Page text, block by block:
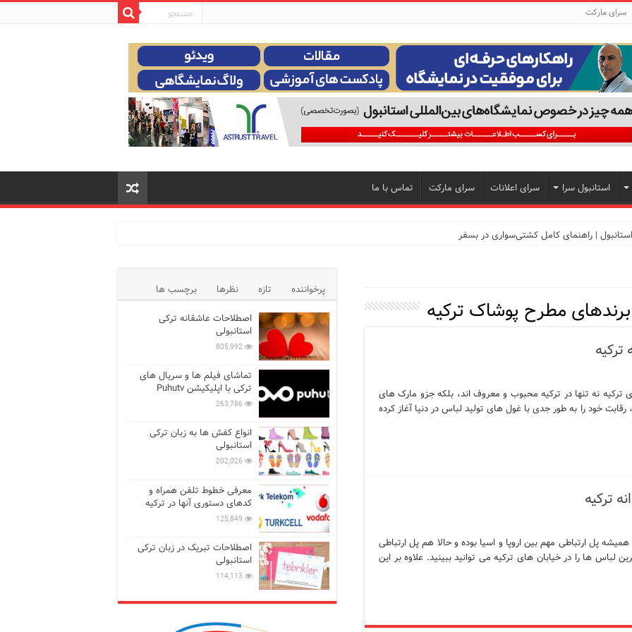
سرای مارکت
استانبول سرا سرای اعلانات سرای مارکت تماس با ما
ترکی استانبولی
سفری به دنیای قصه‌ها در بخش آسیایی استانبول
برندهای مطرح پوشاک ترکیه
ترکیه نه تنها در ترکیه محبوب و معروف اند، بلکه جزو مارک های
خود را به طور جدی با غول های تولید لباس در دنیا آغاز کرده
ترکیه
پل ارتباطی مهم بین اروپا و اسیا بوده و حالا هم پل ارتباطی
ها را در خیابان های ترکیه می توانید ببینید. علاوه بر این
پرخواننده تازه نظرها
برچسب ها
اصطلاحات عاشقانه ترکی
استانبولی
805,992
تماشای فیلم ها و سریال های
ترکی با اپلیکیشن Puhutv
263,786
انواع کفش ها به زبان ترکی
استانبولی
202,026
معرفی خطوط تلفن همراه و
کدهای دستوری آنها در ترکیه
125,849
اصطلاحات تبریک در زبان ترکی
استانبولی
114,113